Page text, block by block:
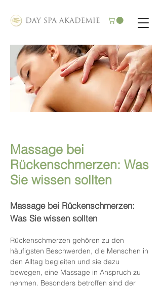
Massage bei
Rückenschmerzen: Was
Sie wissen sollten
​Massage bei Rückenschmerzen:
Was Sie wissen sollten
Rückenschmerzen gehören zu den
häufigsten Beschwerden, die Menschen in
den Alltag begleiten und sie dazu
bewegen, eine Massage in Anspruch zu
nehmen. Besonders betroffen sind der